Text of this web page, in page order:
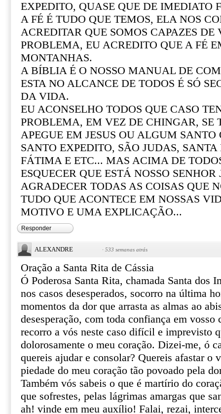
EXPEDITO, QUASE QUE DE IMEDIATO
A FÉ É TUDO QUE TEMOS, ELA NOS
ACREDITAR QUE SOMOS CAPAZES DE
PROBLEMA, EU ACREDITO QUE A FÉ
MONTANHAS.
A BÍBLIA É O NOSSO MANUAL DE
ESTA NO ALCANCE DE TODOS É SÓ
DA VIDA.
EU ACONSELHO TODOS QUE CASO
PROBLEMA, EM VEZ DE CHINGAR, SE
APEGUE EM JESUS OU ALGUM SANTO
SANTO EXPEDITO, SÃO JUDAS, SANTA
FÁTIMA E ETC... MAS ACIMA DE
ESQUECER QUE ESTÁ NOSSO SENHOR
AGRADECER TODAS AS COISAS QUE
TUDO QUE ACONTECE EM NOSSAS
MOTIVO E UMA EXPLICAÇÃO...
Responder
ALEXANDRE · 533 semanas atrás
Oração a Santa Rita de Cássia
Ó Poderosa Santa Rita, chamada Santa dos
nos casos desesperados, socorro na última
momentos da dor que arrasta as almas ao
desesperação, com toda confiança em vosso
recorro a vós neste caso difícil e imprevisto
dolorosamente o meu coração. Dizei-me, ó
quereis ajudar e consolar? Quereis afastar o
piedade do meu coração tão povoado pela
Também vós sabeis o que é martírio do
que sofrestes, pelas lágrimas amargas que
ah! vinde em meu auxílio! Falai, rezai,